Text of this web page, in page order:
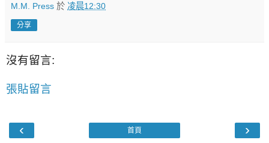
M.M. Press 於 凌晨12:30
分享
沒有留言:
張貼留言
‹ ›
首頁